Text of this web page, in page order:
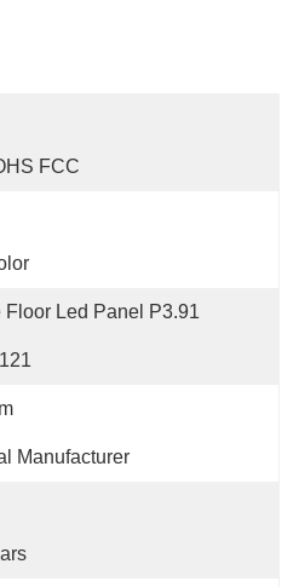
FCC
Floor Led Panel P3.91
Manufacturer